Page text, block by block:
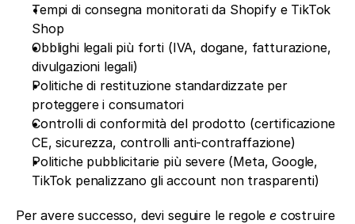
Tempi di consegna monitorati da Shopify e TikTok
Shop
Obblighi legali più forti (IVA, dogane, fatturazione,
divulgazioni legali)
Politiche di restituzione standardizzate per
proteggere i consumatori
Controlli di conformità del prodotto (certificazione
CE, sicurezza, controlli anti-contraffazione)
Politiche pubblicitarie più severe (Meta, Google,
TikTok penalizzano gli account non trasparenti)
Per avere successo, devi seguire le regole e costruire